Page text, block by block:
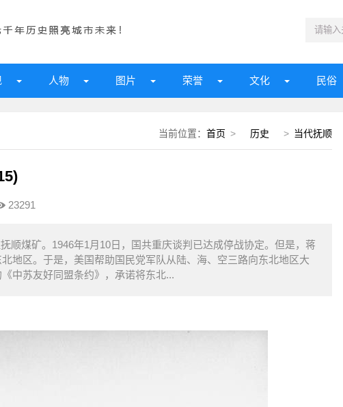
人物 图片 荣誉 文化 民俗
当前位置： 首页 > 历史 > 当代抚顺
23291
顺煤矿。1946年1月10日，国共重庆谈判已达成停战协定。但是，蒋
地区。于是，美国帮助国民党军队从陆、海、空三路向东北地区大
中苏友好同盟条约》，承诺将东北...